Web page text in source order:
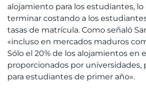
alojamiento para los estudiantes,
terminar costando a los
tasas de matrícula. Como señaló
«incluso en mercados maduros
Sólo el 20% de los alojamientos en
proporcionados por
para estudiantes de primer año».